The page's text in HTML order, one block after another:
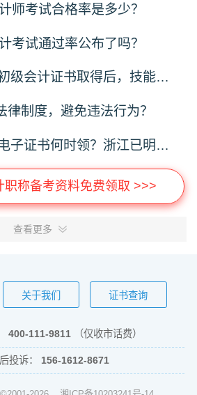
师考试合格率是多少？
考试通过率公布了吗？
2025年河南省初级会计证书取得后，技能提升补贴政策初级1000元
律制度，避免违法行为？
2025初级会计电子证书何时领？浙江已明确时间，下载流程提前存！
职称备考资料免费领取 >>>
查看更多
关于我们 证书查询
400-111-9811 （仅收市话费）
投诉： 156-1612-8671